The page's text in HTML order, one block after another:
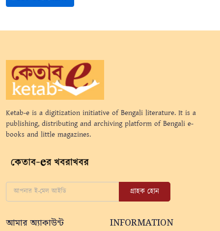
Ketab-e is a digitization initiative of Bengali literature. It is a
publishing, distributing and archiving platform of Bengali e-
books and little magazines.
গ্রাহক হোন
আমার অ্যাকাউন্ট INFORMATION